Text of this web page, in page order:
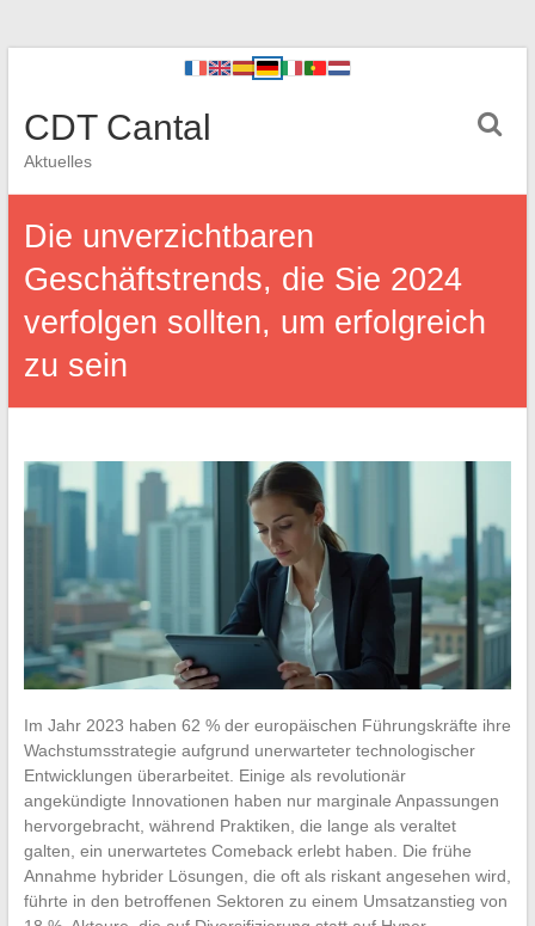
CDT Cantal
Aktuelles
Die unverzichtbaren
Geschäftstrends, die Sie 2024
verfolgen sollten, um erfolgreich
zu sein
Im Jahr 2023 haben 62 % der europäischen Führungskräfte ihre
Wachstumsstrategie aufgrund unerwarteter technologischer
Entwicklungen überarbeitet. Einige als revolutionär
angekündigte Innovationen haben nur marginale Anpassungen
hervorgebracht, während Praktiken, die lange als veraltet
galten, ein unerwartetes Comeback erlebt haben. Die frühe
Annahme hybrider Lösungen, die oft als riskant angesehen wird,
führte in den betroffenen Sektoren zu einem Umsatzanstieg von